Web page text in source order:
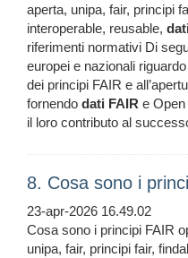
aperta, unipa, fair, principi
interoperable, reusable, dati
riferimenti normativi Di
europei e nazionali
dei principi FAIR e
fornendo dati FAIR e
il loro contributo al
8. Cosa sono i
23-apr-2026 16.49.02
Cosa sono i principi FAIR
unipa, fair, principi fair,